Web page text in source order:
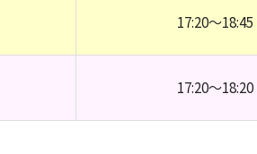
17:20～18:45
17:20～18:20